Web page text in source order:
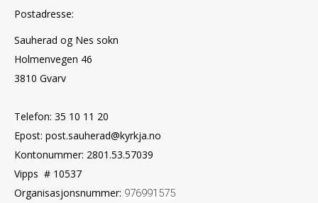
Postadresse:
Sauherad og Nes sokn
Holmenvegen 46
3810 Gvarv
Telefon: 35 10 11 20
Epost: post.sauherad@kyrkja.no
Kontonummer: 2801.53.57039
Vipps # 10537
Organisasjonsnummer: 976991575